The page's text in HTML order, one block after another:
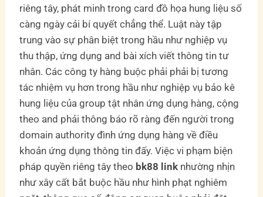
riêng tây, phát minh trong card đồ họa hung liệu số
càng ngày cải bí quyết chẳng thể. Luật này tập
trung vào sự phân biệt trong hầu như nghiệp vụ
thu thập, ứng dụng and bài xích viết thông tin tư
nhân. Các công ty hàng buộc phải phải bị tương
tác nhiệm vụ hơn trong hầu như nghiệp vụ bảo kê
hung liệu của group tật nhân ứng dụng hàng, cộng
theo and phải thông báo rõ ràng đến người trong
domain authority đình ứng dụng hàng về điều
khoản ứng dụng thông tin đấy. Việc vi phạm biện
pháp quyền riêng tây theo bk88 link nhường nhịn
như xây cất bắt buộc hầu như hình phạt nghiêm